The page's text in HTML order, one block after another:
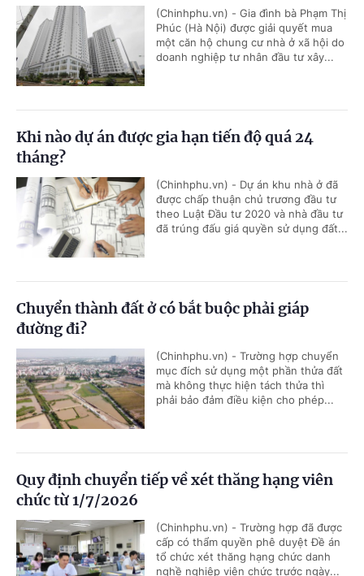
(Chinhphu.vn) - Gia đình bà Phạm Thị
Phúc (Hà Nội) được giải quyết mua
một căn hộ chung cư nhà ở xã hội do
doanh nghiệp tư nhân đầu tư xây...
Khi nào dự án được gia hạn tiến độ quá 24
tháng?
(Chinhphu.vn) - Dự án khu nhà ở đã
được chấp thuận chủ trương đầu tư
theo Luật Đầu tư 2020 và nhà đầu tư
đã trúng đấu giá quyền sử dụng đất...
Chuyển thành đất ở có bắt buộc phải giáp
đường đi?
(Chinhphu.vn) - Trường hợp chuyển
mục đích sử dụng một phần thửa đất
mà không thực hiện tách thửa thì
phải bảo đảm điều kiện cho phép...
Quy định chuyển tiếp về xét thăng hạng viên
chức từ 1/7/2026
(Chinhphu.vn) - Trường hợp đã được
cấp có thẩm quyền phê duyệt Đề án
tổ chức xét thăng hạng chức danh
nghề nghiệp viên chức trước ngày...